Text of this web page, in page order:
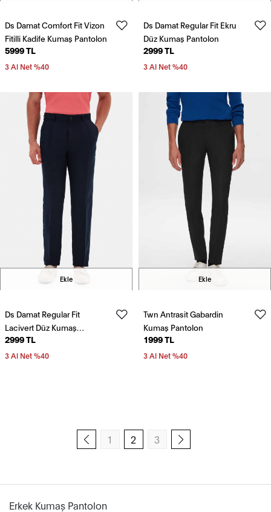
Ds Damat Comfort Fit Vizon
Fitilli Kadife Kumaş Pantolon
5999 TL
3 Al Net %40
Ds Damat Regular Fit Ekru
Düz Kumaş Pantolon
2999 TL
3 Al Net %40
Ekle
Ds Damat Regular Fit
Lacivert Düz Kumaş
Pantolon
2999 TL
3 Al Net %40
Ekle
Twn Antrasit Gabardin
Kumaş Pantolon
1999 TL
3 Al Net %40
Önceki sayfa
1 2 3 Sonraki sayfa
Erkek Kumaş Pantolon